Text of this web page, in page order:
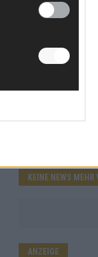
KEINE NEWS MEHR
ANZEIGE